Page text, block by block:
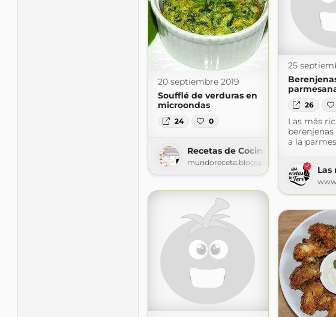
25
26
Las más
a la
Las
20 septiembre 2019
Soufflé de verduras en
microondas
24 0
Recetas de Cocina faciles
mundoreceta.blogspot.com